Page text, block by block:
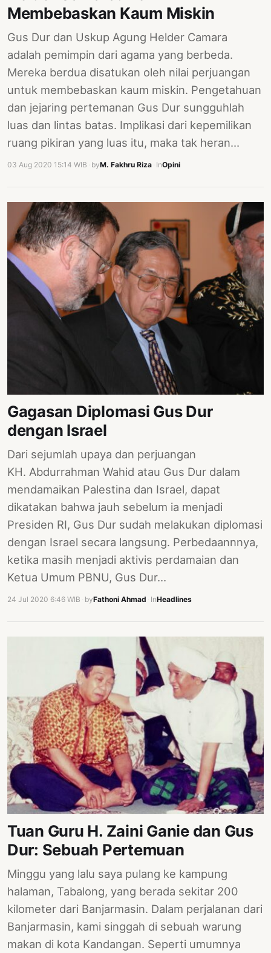
Membebaskan Kaum Miskin
Gus Dur dan Uskup Agung Helder Camara
adalah pemimpin dari agama yang berbeda.
Mereka berdua disatukan oleh nilai perjuangan
untuk membebaskan kaum miskin. Pengetahuan
dan jejaring pertemanan Gus Dur sungguhlah
luas dan lintas batas. Implikasi dari kepemilikan
ruang pikiran yang luas itu, maka tak heran…
03 Aug 2020 15:14 WIB byM. Fakhru Riza InOpini
Gagasan Diplomasi Gus Dur
dengan Israel
Dari sejumlah upaya dan perjuangan
KH. Abdurrahman Wahid atau Gus Dur dalam
mendamaikan Palestina dan Israel, dapat
dikatakan bahwa jauh sebelum ia menjadi
Presiden RI, Gus Dur sudah melakukan diplomasi
dengan Israel secara langsung. Perbedaannnya,
ketika masih menjadi aktivis perdamaian dan
Ketua Umum PBNU, Gus Dur…
24 Jul 2020 6:46 WIB byFathoni Ahmad InHeadlines
Tuan Guru H. Zaini Ganie dan Gus
Dur: Sebuah Pertemuan
Minggu yang lalu saya pulang ke kampung
halaman, Tabalong, yang berada sekitar 200
kilometer dari Banjarmasin. Dalam perjalanan dari
Banjarmasin, kami singgah di sebuah warung
makan di kota Kandangan. Seperti umumnya